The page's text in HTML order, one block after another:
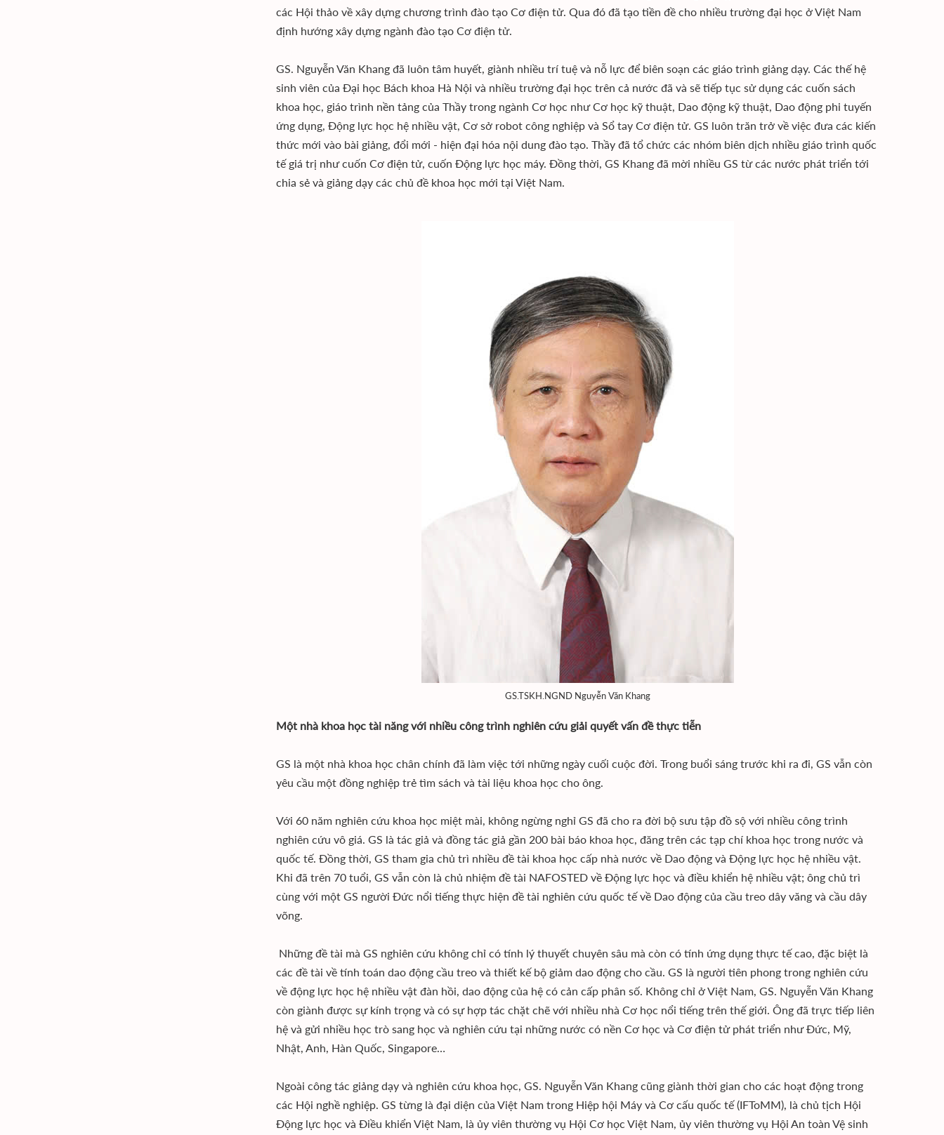
các Hội thảo về xây dựng chương trình đào tạo Cơ điện tử. Qua đó đã tạo tiền đề cho nhiều trường đại học ở Việt Nam
định hướng xây dựng ngành đào tạo Cơ điện tử.
GS. Nguyễn Văn Khang đã luôn tâm huyết, giành nhiều trí tuệ và nỗ lực để biên soạn các giáo trình giảng dạy. Các thế hệ
sinh viên của Đại học Bách khoa Hà Nội và nhiều trường đại học trên cả nước đã và sẽ tiếp tục sử dụng các cuốn sách
khoa học, giáo trình nền tảng của Thầy trong ngành Cơ học như Cơ học kỹ thuật, Dao động kỹ thuật, Dao động phi tuyến
ứng dụng, Động lực học hệ nhiều vật, Cơ sở robot công nghiệp và Sổ tay Cơ điện tử. GS luôn trăn trở về việc đưa các kiến
thức mới vào bài giảng, đổi mới - hiện đại hóa nội dung đào tạo. Thầy đã tổ chức các nhóm biên dịch nhiều giáo trình quốc
tế giá trị như cuốn Cơ điện tử, cuốn Động lực học máy. Đồng thời, GS Khang đã mời nhiều GS từ các nước phát triển tới
chia sẻ và giảng dạy các chủ đề khoa học mới tại Việt Nam.
GS.TSKH.NGND Nguyễn Văn Khang
Một nhà khoa học tài năng với nhiều công trình nghiên cứu giải quyết vấn đề thực tiễn
GS là một nhà khoa học chân chính đã làm việc tới những ngày cuối cuộc đời. Trong buổi sáng trước khi ra đi, GS vẫn còn
yêu cầu một đồng nghiệp trẻ tìm sách và tài liệu khoa học cho ông.
Với 60 năm nghiên cứu khoa học miệt mài, không ngừng nghỉ GS đã cho ra đời bộ sưu tập đồ sộ với nhiều công trình
nghiên cứu vô giá. GS là tác giả và đồng tác giả gần 200 bài báo khoa học, đăng trên các tạp chí khoa học trong nước và
quốc tế. Đồng thời, GS tham gia chủ trì nhiều đề tài khoa học cấp nhà nước về Dao động và Động lực học hệ nhiều vật.
Khi đã trên 70 tuổi, GS vẫn còn là chủ nhiệm đề tài NAFOSTED về Động lực học và điều khiển hệ nhiều vật; ông chủ trì
cùng với một GS người Đức nổi tiếng thực hiện đề tài nghiên cứu quốc tế về Dao động của cầu treo dây văng và cầu dây
võng.
Những đề tài mà GS nghiên cứu không chỉ có tính lý thuyết chuyên sâu mà còn có tính ứng dụng thực tế cao, đặc biệt là
các đề tài về tính toán dao động cầu treo và thiết kế bộ giảm dao động cho cầu. GS là người tiên phong trong nghiên cứu
về động lực học hệ nhiều vật đàn hồi, dao động của hệ có cản cấp phân số. Không chỉ ở Việt Nam, GS. Nguyễn Văn Khang
còn giành được sự kính trọng và có sự hợp tác chặt chẽ với nhiều nhà Cơ học nổi tiếng trên thế giới. Ông đã trực tiếp liên
hệ và gửi nhiều học trò sang học và nghiên cứu tại những nước có nền Cơ học và Cơ điện tử phát triển như Đức, Mỹ,
Nhật, Anh, Hàn Quốc, Singapore…
Ngoài công tác giảng dạy và nghiên cứu khoa học, GS. Nguyễn Văn Khang cũng giành thời gian cho các hoạt động trong
các Hội nghề nghiệp. GS từng là đại diện của Việt Nam trong Hiệp hội Máy và Cơ cấu quốc tế (IFToMM), là chủ tịch Hội
Động lực học và Điều khiển Việt Nam, là ủy viên thường vụ Hội Cơ học Việt Nam, ủy viên thường vụ Hội An toàn Vệ sinh